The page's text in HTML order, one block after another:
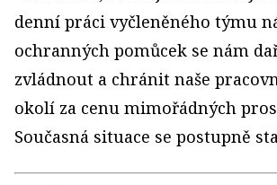
denní práci vyčleněného týmu
ochranných pomůcek se nám
zvládnout a chránit naše
okolí za cenu mimořádných
Současná situace se postupně